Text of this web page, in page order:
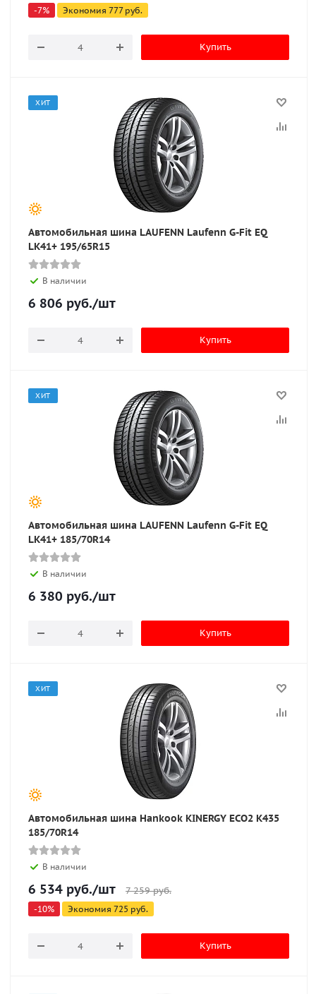
-7% Экономия 777руб.
Купить
ХИТ
Автомобильная шина LAUFENN Laufenn G-Fit EQ
LK41+ 195/65R15
В наличии
6 806 руб./шт
Купить
ХИТ
Автомобильная шина LAUFENN Laufenn G-Fit EQ
LK41+ 185/70R14
В наличии
6 380 руб./шт
Купить
ХИТ
Автомобильная шина Hankook KINERGY ECO2 K435
185/70R14
В наличии
6 534 руб./шт 7 259руб.
-10% Экономия 725 руб.
Купить